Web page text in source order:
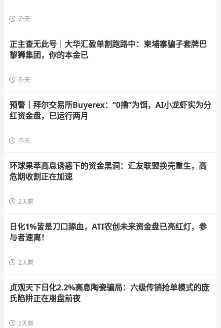
昨天
正主查无此号｜大华汇盈单割跑路中：柬埔寨骗子套牌巴
黎狮集团，你的本金已
昨天
预警｜拜尔交易所Buyerex：“0撸”为饵，AI小龙虾实为分
红资金盘，已运行两月
昨天
环球果萃高息诱惑下的资金黑洞：汇友联盟换壳重生，高
危期收割正在加速
2天前
日化1%皆是刀口舔血，ATI农创未来资金盘已亮红灯，参
与者速离！
2天前
贞观天下日化2.2%高息陶瓷骗局：六级传销抢单模式的庞
氏陷阱正在崩盘前夜
2天前